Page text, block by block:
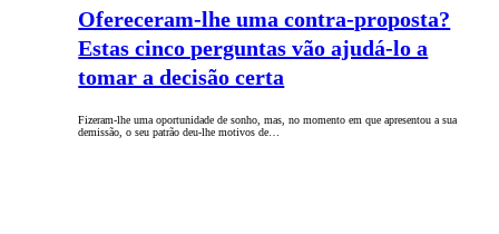
Ofereceram-lhe uma contra-proposta?
Estas cinco perguntas vão ajudá-lo a
tomar a decisão certa
Fizeram-lhe uma oportunidade de sonho, mas, no momento em que apresentou a sua
demissão, o seu patrão deu-lhe motivos de…